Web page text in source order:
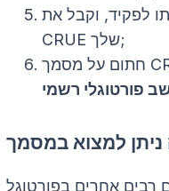
לפקיד, וקבל את
CRUE שלך;
פורטוגלי רשמי